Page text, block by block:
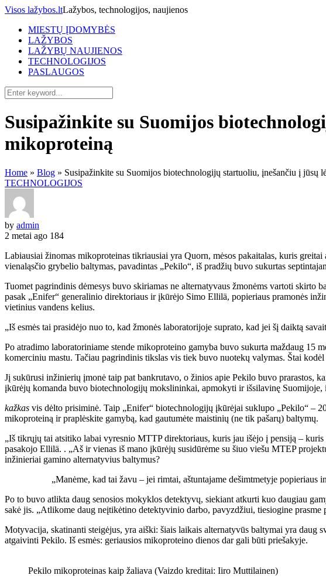
Visos lažybos.ltLažybos, technologijos, naujienos
MIESTŲ ĮDOMYBĖS
LAŽYBOS
LAŽYBŲ NAUJIENOS
TECHNOLOGIJOS
PASLAUGOS
Susipažinkite su Suomijos
mikoproteiną
Home » Blog » Susipažinkite su Suomijos biotechnologijų startuoliu, įnešančiu į jūsų
TECHNOLOGIJOS
by admin
2 metai ago 184
Labiausiai žinomas mikoproteinas tikriausiai yra Quorn, mėsos pakaitalas, kuris
vienaląsčio grybelio baltymas, pavadintas „Pekilo“, iš pradžių buvo sukurtas
Tuomet pagrindinis dėmesys buvo skiriamas ne alternatyvaus žmonėms vartoti
pasak „Enifer“ generalinio direktoriaus ir įkūrėjo Simo Ellilä, popieriaus pramonės
vietinius vandens kelius.
„Iš esmės tai prasidėjo nuo to, kad žmonės laboratorijoje suprato, kad jei šį daiktą
Po atradimo laboratoriniame stende mikoproteino gamyba buvo sukurta maždaug
komerciniu mastu. Tačiau pagrindinis tikslas vis tiek buvo nuotekų valymas. Štai
Jį sukūrusi inžinierių įmonė taip pat bankrutavo, o žinios apie Pekilo buvo prarastos,
įkūrėjų komanda buvo biotechnologijų mokslininkai, apmokyti ir išsilavinę Suomijoje,
kažkas vis dėlto prisiminė. Taip „Enifer“ biotechnologijų įkūrėjai suklupo „Pekilo“ –
mikoproteiną ir praplėskite gamybą, kad gautumėte maistinių (ne tik pašarų) baltymų.
„Iš tikrųjų tai atsitiko labai vyresnio MTTP direktoriaus, kuris jau išėjo į pensiją –
pasakojo Ellilä. . „Aš ir vienas iš mano įkūrėjų susidūrėme su šiuo viešu MTEP
inžinieriai gamino alternatyvius baltymus?
„Manėme, kad tai žavu – jei rimtai, aštuntajame dešimtmetyje popieriaus
Po to buvo atlikta daug senosios mokyklos detektyvų, siekiant atkurti kuo daugiau
sakė jis. „Atlikome daug neįtikėtino detektyvinio darbo, pavyzdžiui, tiesiogine
Motyvacija, skatinanti steigėjus, yra aiški: šiais laikais alternatyvūs baltymai yra daug
atgaivinti Pekilo. Iš esmės: geriausios mikoproteino dienos dar gali būti priešakyje.
Pekilo mikoproteinas kaip žaliava (Vaizdo kreditai: Iiro Muttilainen)